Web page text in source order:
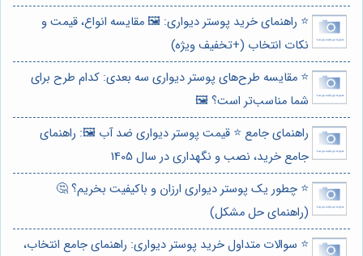
⭐️ راهنمای خرید پوستر دیواری: 🖼️ مقایسه انواع، قیمت و
نکات انتخاب (+تخفیف ویژه)
⭐️ مقایسه طرح‌های پوستر دیواری سه بعدی: کدام طرح برای
شما مناسب‌تر است؟ 🖼️
راهنمای جامع ⭐️ قیمت پوستر دیواری ضد آب 🖼️: راهنمای
جامع خرید، نصب و نگهداری در سال 1405
⭐️ چطور یک پوستر دیواری ارزان و باکیفیت بخریم؟ 🤔
(راهنمای حل مشکل)
⭐️ سوالات متداول خرید پوستر دیواری: راهنمای جامع انتخاب،